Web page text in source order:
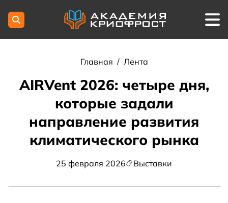
Главная / Лента
AIRVent 2026: четыре дня,
которые задали
направление развития
климатического рынка
25 февраля 2026 Выставки